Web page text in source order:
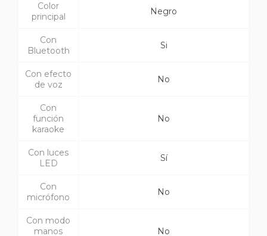
Color
principal
Negro
Con
Bluetooth
Si
Con efecto
de voz
No
Con
función
karaoke
No
Con luces
LED
Sí
Con
micrófono
No
Con modo
manos
No